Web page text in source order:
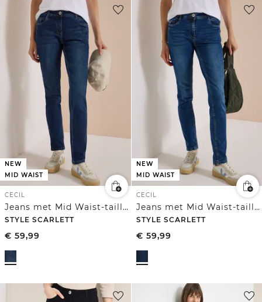
NEW
MID WAIST
CECIL
Jeans met Mid Waist-taille en Slim Leg-pijpen in casual pasvorm
STYLE SCARLETT
€ 59,99
NEW
MID WAIST
CECIL
Jeans met Mid Waist-taille en Slim Leg-pijpen in casual pasvorm
STYLE SCARLETT
€ 59,99